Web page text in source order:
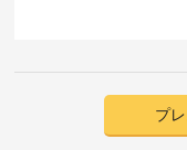
プ